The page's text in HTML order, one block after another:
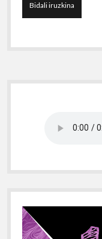
Sidebar